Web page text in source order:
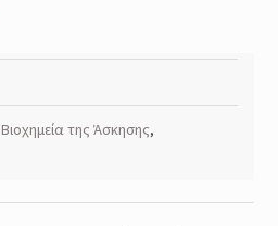
Βιοχημεία της Άσκησης,